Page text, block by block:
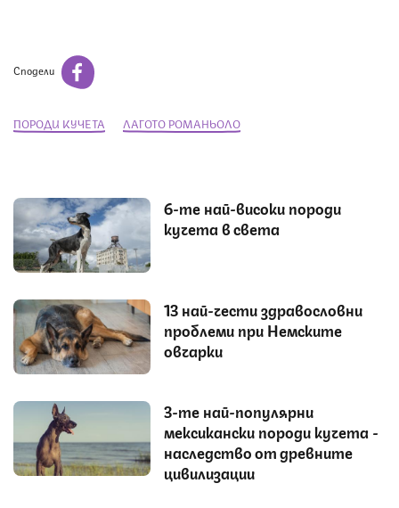
Сподели
ПОРОДИ КУЧЕТА ЛАГОТО РОМАНЬОЛО
6-те най-високи породи
кучета в света
13 най-чести здравословни
проблеми при Немските
овчарки
3-те най-популярни
мексикански породи кучета -
наследство от древните
цивилизации